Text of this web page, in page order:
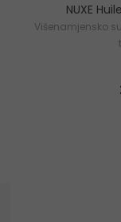
NUXE
Višenamjensko